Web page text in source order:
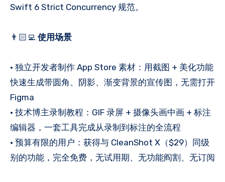
Swift 6 Strict Concurrency 规范。
👨🏻‍💻 使用场景
• 独立开发者制作 App Store 素材：用截图 + 美化功能
快速生成带圆角、阴影、渐变背景的宣传图，无需打开
Figma
• 技术博主录制教程：GIF 录屏 + 摄像头画中画 + 标注
编辑器，一套工具完成从录制到标注的全流程
• 预算有限的用户：获得与 CleanShot X（$29）同级
别的功能，完全免费，无试用期、无功能阎割、无订阅